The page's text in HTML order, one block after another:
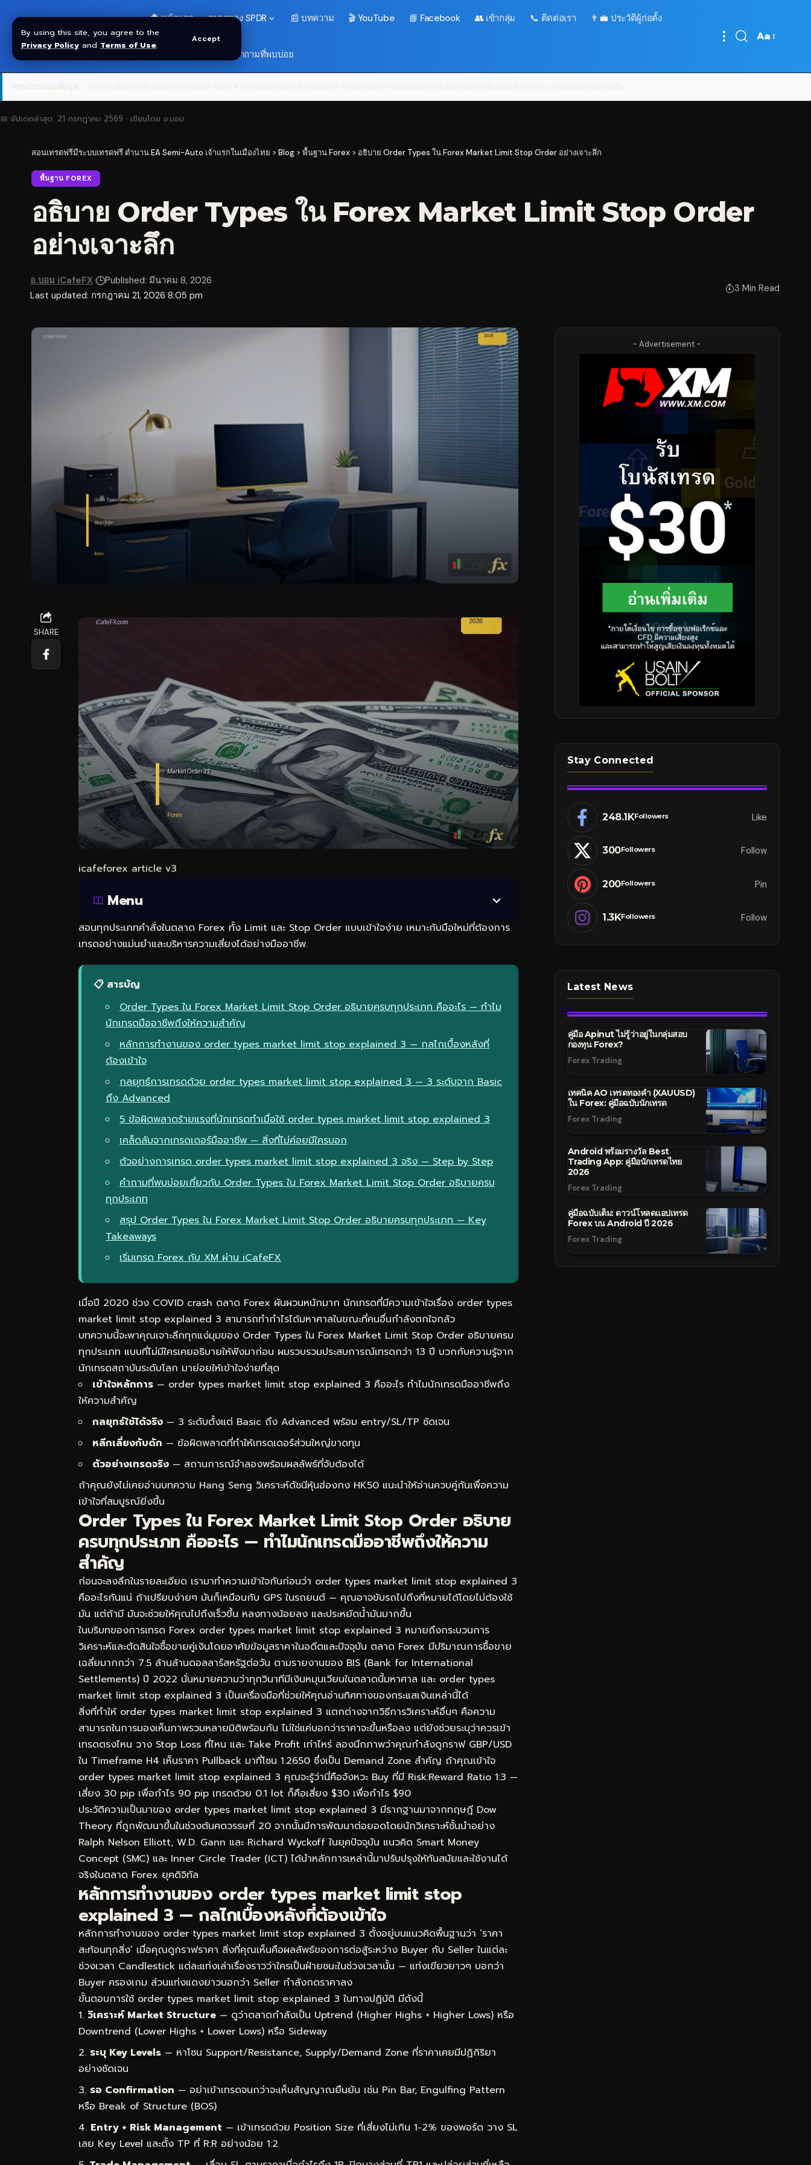
By using this site, you agree to the
Privacy Policy and Terms of Use.
Accept
🏠 หน้าแรก ราคาทอง SPDR 📰 บทความ 🎬 YouTube 📘 Facebook 👥 เข้ากลุ่ม 📞 ติดต่อเรา 👨‍💼 ประวัติผู้ก่อตั้ง
❓ คำถามที่พบบ่อย
Font
Aa
📅 อัปเดตล่าสุด: 21 กรกฎาคม 2569 · เขียนโดย อ.บอม
สอนเทรดฟรีมีระบบเทรดฟรี ตำนาน EA Semi-Auto เจ้าแรกในเมืองไทย > Blog > พื้นฐาน Forex > อธิบาย Order Types ใน Forex Market Limit Stop Order อย่างเจาะลึก
พื้นฐาน FOREX
อธิบาย Order Types ใน Forex Market Limit Stop Order
อย่างเจาะลึก
Last updated: กรกฎาคม 21, 2026 8:05 pm
อ.บอม iCafeFX Published: มีนาคม 8, 2026
3 Min Read
SHARE
icafeforex article v3
Menu
สอนทุกประเภทคำสั่งในตลาด Forex ทั้ง Limit และ Stop Order แบบเข้าใจง่าย เหมาะกับมือใหม่ที่ต้องการ
เทรดอย่างแม่นยำและบริหารความเสี่ยงได้อย่างมืออาชีพ.
📋 สารบัญ
Order Types ใน Forex Market Limit Stop Order อธิบายครบทุกประเภท คืออะไร — ทำไม
นักเทรดมืออาชีพถึงให้ความสำคัญ
หลักการทำงานของ order types market limit stop explained 3 — กลไกเบื้องหลังที่
ต้องเข้าใจ
กลยุทธ์การเทรดด้วย order types market limit stop explained 3 — 3 ระดับจาก Basic
ถึง Advanced
5 ข้อผิดพลาดร้ายแรงที่นักเทรดทำเมื่อใช้ order types market limit stop explained 3
เคล็ดลับจากเทรดเดอร์มืออาชีพ — สิ่งที่ไม่ค่อยมีใครบอก
ตัวอย่างการเทรด order types market limit stop explained 3 จริง — Step by Step
คำถามที่พบบ่อยเกี่ยวกับ Order Types ใน Forex Market Limit Stop Order อธิบายครบ
ทุกประเภท
สรุป Order Types ใน Forex Market Limit Stop Order อธิบายครบทุกประเภท — Key
Takeaways
เริ่มเทรด Forex กับ XM ผ่าน iCafeFX
เมื่อปี 2020 ช่วง COVID crash ตลาด Forex ผันผวนหนักมาก นักเทรดที่มีความเข้าใจเรื่อง order types
market limit stop explained 3 สามารถทำกำไรได้มหาศาลในขณะที่คนอื่นกำลังตกใจกลัว
บทความนี้จะพาคุณเจาะลึกทุกแง่มุมของ Order Types ใน Forex Market Limit Stop Order อธิบายครบ
ทุกประเภท แบบที่ไม่มีใครเคยอธิบายให้ฟังมาก่อน ผมรวบรวมประสบการณ์เทรดกว่า 13 ปี บวกกับความรู้จาก
นักเทรดสถาบันระดับโลก มาย่อยให้เข้าใจง่ายที่สุด
เข้าใจหลักการ — order types market limit stop explained 3 คืออะไร ทำไมนักเทรดมืออาชีพถึง
ให้ความสำคัญ
กลยุทธ์ใช้ได้จริง — 3 ระดับตั้งแต่ Basic ถึง Advanced พร้อม entry/SL/TP ชัดเจน
หลีกเลี่ยงกับดัก — ข้อผิดพลาดที่ทำให้เทรดเดอร์ส่วนใหญ่ขาดทุน
ตัวอย่างเทรดจริง — สถานการณ์จำลองพร้อมผลลัพธ์ที่จับต้องได้
ถ้าคุณยังไม่เคยอ่านบทความ Hang Seng วิเคราะห์ดัชนีหุ้นฮ่องกง HK50 แนะนำให้อ่านควบคู่กันเพื่อความ
เข้าใจที่สมบูรณ์ยิ่งขึ้น
Order Types ใน Forex Market Limit Stop Order อธิบาย
ครบทุกประเภท คืออะไร — ทำไมนักเทรดมืออาชีพถึงให้ความ
สำคัญ
ก่อนจะลงลึกในรายละเอียด เรามาทำความเข้าใจกันก่อนว่า order types market limit stop explained 3
คืออะไรกันแน่ ถ้าเปรียบง่ายๆ มันก็เหมือนกับ GPS ในรถยนต์ — คุณอาจขับรถไปถึงที่หมายได้โดยไม่ต้องใช้
มัน แต่ถ้ามี มันจะช่วยให้คุณไปถึงเร็วขึ้น หลงทางน้อยลง และประหยัดน้ำมันมากขึ้น
ในบริบทของการเทรด Forex order types market limit stop explained 3 หมายถึงกระบวนการ
วิเคราะห์และตัดสินใจซื้อขายคู่เงินโดยอาศัยข้อมูลราคาในอดีตและปัจจุบัน ตลาด Forex มีปริมาณการซื้อขาย
เฉลี่ยมากกว่า 7.5 ล้านล้านดอลลาร์สหรัฐต่อวัน ตามรายงานของ BIS (Bank for International
Settlements) ปี 2022 นั่นหมายความว่าทุกวินาทีมีเงินหมุนเวียนในตลาดนี้มหาศาล และ order types
market limit stop explained 3 เป็นเครื่องมือที่ช่วยให้คุณอ่านทิศทางของกระแสเงินเหล่านี้ได้
สิ่งที่ทำให้ order types market limit stop explained 3 แตกต่างจากวิธีการวิเคราะห์อื่นๆ คือความ
สามารถในการมองเห็นภาพรวมหลายมิติพร้อมกัน ไม่ใช่แค่บอกว่าราคาจะขึ้นหรือลง แต่ยังช่วยระบุว่าควรเข้า
เทรดตรงไหน วาง Stop Loss ที่ไหน และ Take Profit เท่าไหร่ ลองนึกภาพว่าคุณกำลังดูกราฟ GBP/USD
ใน Timeframe H4 เห็นราคา Pullback มาที่โซน 1.2650 ซึ่งเป็น Demand Zone สำคัญ ถ้าคุณเข้าใจ
order types market limit stop explained 3 คุณจะรู้ว่านี่คือจังหวะ Buy ที่มี Risk:Reward Ratio 1:3 —
เสี่ยง 30 pip เพื่อกำไร 90 pip เทรดด้วย 0.1 lot ก็คือเสี่ยง $30 เพื่อกำไร $90
ประวัติความเป็นมาของ order types market limit stop explained 3 มีรากฐานมาจากทฤษฎี Dow
Theory ที่ถูกพัฒนาขึ้นในช่วงต้นศตวรรษที่ 20 จากนั้นมีการพัฒนาต่อยอดโดยนักวิเคราะห์ชั้นนำอย่าง
Ralph Nelson Elliott, W.D. Gann และ Richard Wyckoff ในยุคปัจจุบัน แนวคิด Smart Money
Concept (SMC) และ Inner Circle Trader (ICT) ได้นำหลักการเหล่านี้มาปรับปรุงให้ทันสมัยและใช้งานได้
จริงในตลาด Forex ยุคดิจิทัล
หลักการทำงานของ order types market limit stop
explained 3 — กลไกเบื้องหลังที่ต้องเข้าใจ
หลักการทำงานของ order types market limit stop explained 3 ตั้งอยู่บนแนวคิดพื้นฐานว่า ‘ราคา
สะท้อนทุกสิ่ง’ เมื่อคุณดูกราฟราคา สิ่งที่คุณเห็นคือผลลัพธ์ของการต่อสู้ระหว่าง Buyer กับ Seller ในแต่ละ
ช่วงเวลา Candlestick แต่ละแท่งเล่าเรื่องราวว่าใครเป็นฝ่ายชนะในช่วงเวลานั้น — แท่งเขียวยาวๆ บอกว่า
Buyer ครองเกม ส่วนแท่งแดงยาวบอกว่า Seller กำลังกดราคาลง
ขั้นตอนการใช้ order types market limit stop explained 3 ในทางปฏิบัติ มีดังนี้
วิเคราะห์ Market Structure — ดูว่าตลาดกำลังเป็น Uptrend (Higher Highs + Higher Lows) หรือ
Downtrend (Lower Highs + Lower Lows) หรือ Sideway
ระบุ Key Levels — หาโซน Support/Resistance, Supply/Demand Zone ที่ราคาเคยมีปฏิกิริยา
อย่างชัดเจน
รอ Confirmation — อย่าเข้าเทรดจนกว่าจะเห็นสัญญาณยืนยัน เช่น Pin Bar, Engulfing Pattern
หรือ Break of Structure (BOS)
Entry + Risk Management — เข้าเทรดด้วย Position Size ที่เสี่ยงไม่เกิน 1-2% ของพอร์ต วาง SL
เลย Key Level และตั้ง TP ที่ R:R อย่างน้อย 1:2
- Advertisement -
Stay Connected
248.1KFollowers Like
300Followers Follow
200Followers Pin
1.3KFollowers Follow
Latest News
คู่มือ Apinut ไม่รู้ว่าอยู่ในกลุ่มสอบ
กองทุน Forex?
Forex Trading
เทคนิค AO เทรดทองคำ (XAUUSD)
ใน Forex: คู่มือฉบับนักเทรด
Forex Trading
Android พร้อมรางวัล Best
Trading App: คู่มือนักเทรดไทย
2026
Forex Trading
คู่มือฉบับเต็ม: ดาวน์โหลดแอปเทรด
Forex บน Android ปี 2026
Forex Trading